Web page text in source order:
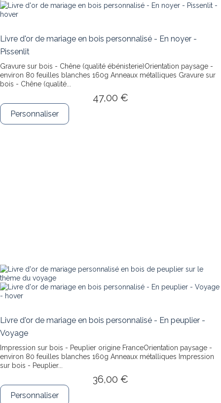
Livre d'or de mariage en bois personnalisé - En noyer -
Pissenlit
Gravure sur bois - Chêne (qualité ébénisterie)Orientation paysage -
environ 80 feuilles blanches 160g Anneaux métalliques Gravure sur
bois - Chêne (qualité...
47,00 €
Personnaliser
Livre d'or de mariage en bois personnalisé - En peuplier -
Voyage
Impression sur bois - Peuplier origine FranceOrientation paysage -
environ 80 feuilles blanches 160g Anneaux métalliques Impression
sur bois - Peuplier...
36,00 €
Personnaliser